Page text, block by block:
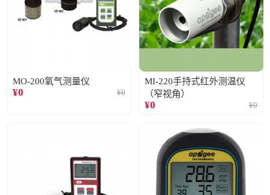
MO-200氧气测量仪
¥0 ¥0
MI-220手持式红外测温仪
（窄视角）
¥0 ¥0